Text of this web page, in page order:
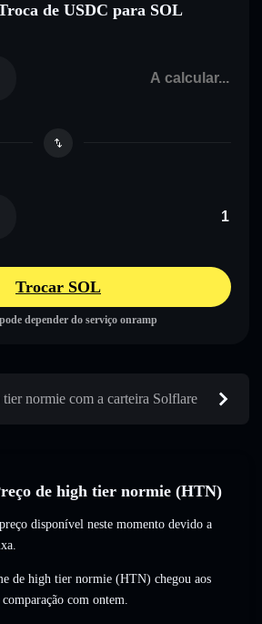
de USDC para SOL
Trocar SOL
depender do serviço onramp
normie com a carteira Solflare
de high tier normie (HTN)
disponível neste momento devido a
de high tier normie (HTN) chegou aos
comparação com ontem.